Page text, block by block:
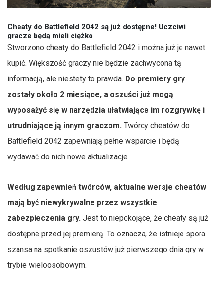
Cheaty do Battlefield 2042 są już dostępne! Uczciwi
gracze będą mieli ciężko
Stworzono cheaty do Battlefield 2042 i można już je nawet
kupić. Większość graczy nie będzie zachwycona tą
informacją, ale niestety to prawda. Do premiery gry
zostały około 2 miesiące, a oszuści już mogą
wyposażyć się w narzędzia ułatwiające im rozgrywkę i
utrudniające ją innym graczom. Twórcy cheatów do
Battlefield 2042 zapewniają pełne wsparcie i będą
wydawać do nich nowe aktualizacje.
Według zapewnień twórców, aktualne wersje cheatów
mają być niewykrywalne przez wszystkie
zabezpieczenia gry. Jest to niepokojące, że cheaty są już
dostępne przed jej premierą. To oznacza, że istnieje spora
szansa na spotkanie oszustów już pierwszego dnia gry w
trybie wieloosobowym.